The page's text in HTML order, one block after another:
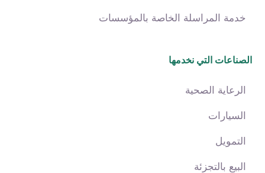
خدمة المراسلة الخاصة بالمؤسسات
الصناعات التي نخدمها
الرعاية الصحية
السيارات
التمويل
البيع بالتجزئة